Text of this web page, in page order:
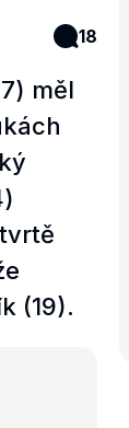
18
měl
(19).